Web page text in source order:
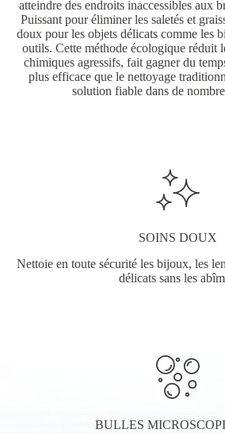
atteindre des endroits inaccessibles aux
Puissant pour éliminer les saletés et
doux pour les objets délicats comme les
outils. Cette méthode écologique réduit
chimiques agressifs, fait gagner du
plus efficace que le nettoyage
solution fiable dans de
SOINS DOUX
Nettoie en toute sécurité les bijoux, les
délicats sans les
BULLES